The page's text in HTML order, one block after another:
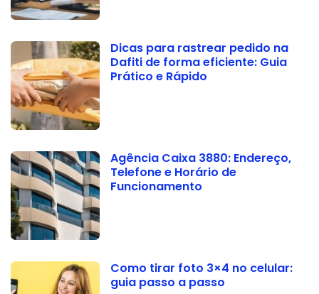
Dicas para rastrear pedido na
Dafiti de forma eficiente: Guia
Prático e Rápido
Agência Caixa 3880: Endereço,
Telefone e Horário de
Funcionamento
Como tirar foto 3×4 no celular:
guia passo a passo